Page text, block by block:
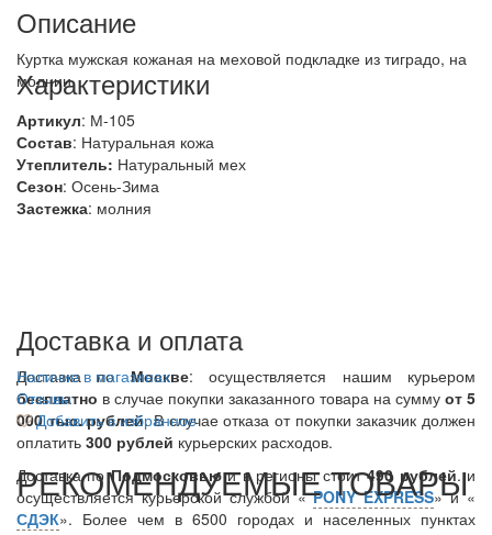
Описание
Куртка мужская кожаная на меховой подкладке из тиградо, на
молнии.
Характеристики
Артикул: М-105
Состав: Натуральная кожа
Утеплитель: Натуральный мех
Сезон: Осень-Зима
Застежка: молния
Доставка и оплата
Доставка поМоскве: осуществляется нашим курьером
бесплатно в случае покупки заказанного товара на сумму от 5
000 тыс. рублей. В случае отказа от покупки заказчик должен
оплатить 300 рублей курьерских расходов.
Доставка поПодмосковьюи в регионы стоит490 рублей. и
осуществляется курьерской службой «PONY EXPRESS» и «
СДЭК». Более чем в 6500 городах и населенных пунктах
Наличие в магазинах
Отзывы
Добавить в избранное
РЕКОМЕНДУЕМЫЕ ТОВАРЫ